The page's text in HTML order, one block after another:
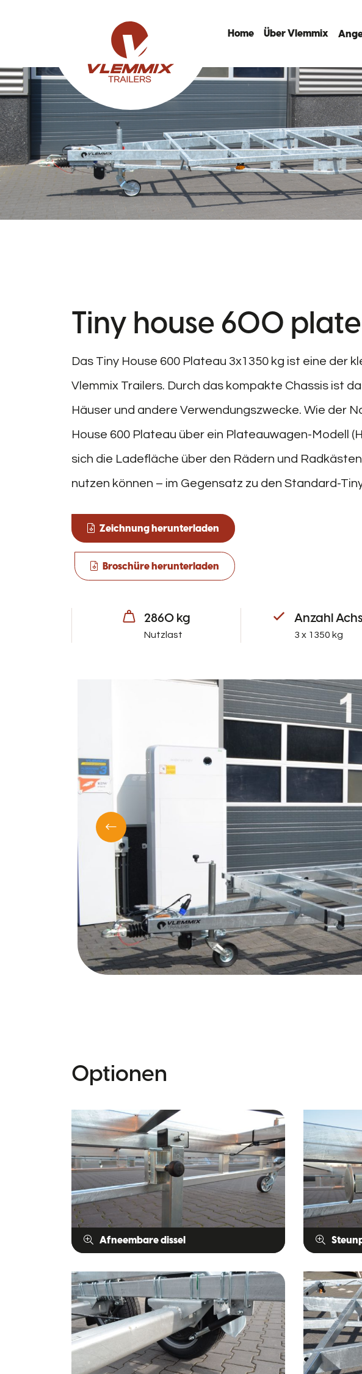
Home Über Vlemmix
Tiny house 600
Das Tiny House 600 Plateau 3x1350 kg ist eine der
Vlemmix Trailers. Durch das kompakte Chassis ist
Häuser und andere Verwendungszwecke. Wie der
House 600 Plateau über ein Plateauwagen-Modell
sich die Ladefläche über den Rädern und
nutzen können – im Gegensatz zu den Standard-
Zeichnung herunterladen
Broschüre herunterladen
2860 kg
Nutzlast
Anzahl
3 x 1350 kg
Optionen
Afneembare dissel